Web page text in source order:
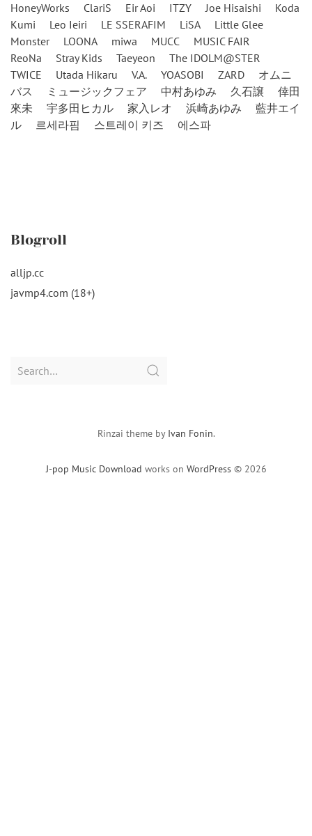
HoneyWorks
ClariS Eir Aoi ITZY Joe Hisaishi
Koda
Kumi
Leo Ieiri LE SSERAFIM LiSA
Little Glee
Monster
LOONA miwa MUCC
MUSIC FAIR
ReoNa
Stray Kids Taeyeon
The IDOLM@STER
TWICE
Utada Hikaru V.A. YOASOBI ZARD
オムニ
バス
ミュージックフェア 中村あゆみ 久石譲
倖田
來未
宇多田ヒカル 家入レオ 浜崎あゆみ
藍井エイ
ル
르세라핌 스트레이 키즈 에스파
Blogroll
alljp.cc
javmp4.com (18+)
Search
J-pop Music Download works on WordPress © 2026
Rinzai theme by Ivan Fonin.